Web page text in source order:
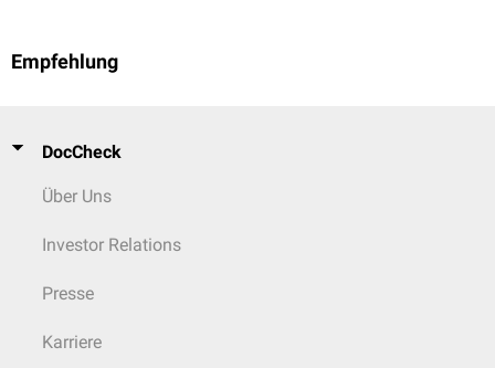
Empfehlung
DocCheck
Über Uns
Investor Relations
Presse
Karriere